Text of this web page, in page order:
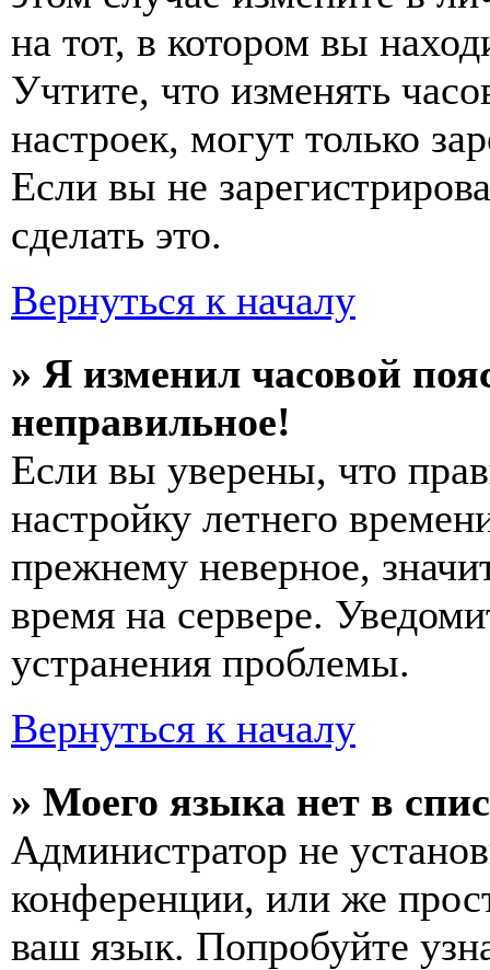
на тот, в котором вы
Учтите, что изменять
настроек, могут только
Если вы не
сделать это.
Вернуться к началу
» Я изменил часовой
неправильное!
Если вы уверены, что
настройку летнего
прежнему неверное,
время на сервере.
устранения проблемы.
Вернуться к началу
» Моего языка нет в
Администратор не
конференции, или же
ваш язык. Попробуйте